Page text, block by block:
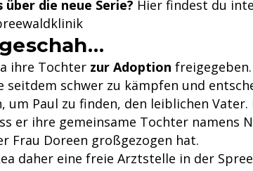
die neue Serie? Hier findest du
ihre Tochter zur Adoption
seitdem schwer zu kämpfen und
um Paul zu finden, den leiblichen
er ihre gemeinsame Tochter namens
Frau Doreen großgezogen hat.
daher eine freie Arztstelle in der